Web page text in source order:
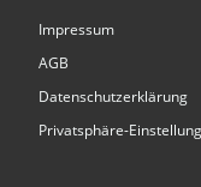
Impressum
AGB
Datenschutzerklärung
Privatsphäre-